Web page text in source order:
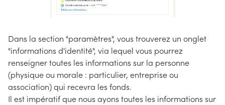
Dans la section "paramètres", vous trouverez un onglet
"informations d'identité", via lequel vous pourrez
renseigner toutes les informations sur la personne
(physique ou morale : particulier, entreprise ou
association) qui recevra les fonds.
Il est impératif que nous ayons toutes les informations sur